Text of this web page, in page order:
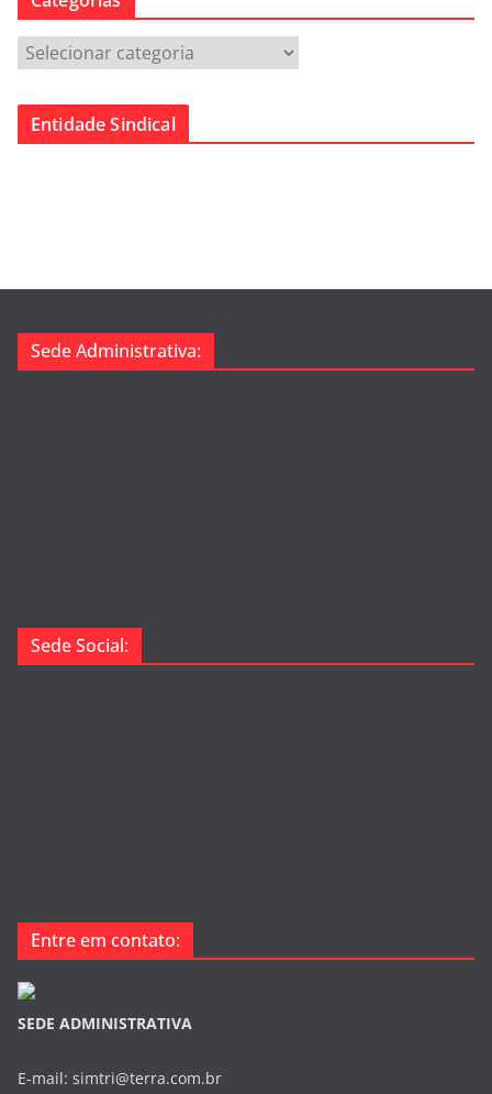
a
t
s
Entidade Sindical
Sede Administrativa:
Sede Social:
Entre em contato:
SEDE ADMINISTRATIVA
E-mail: simtri@terra.com.br